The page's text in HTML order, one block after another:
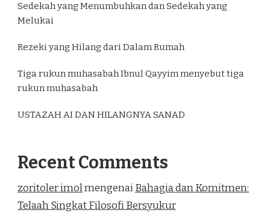
Sedekah yang Menumbuhkan dan Sedekah yang
Melukai
Rezeki yang Hilang dari Dalam Rumah
Tiga rukun muhasabah Ibnul Qayyim menyebut tiga
rukun muhasabah
USTAZAH AI DAN HILANGNYA SANAD
Recent Comments
zoritoler imolmengenaiBahagia dan Komitmen:
Telaah Singkat Filosofi Bersyukur